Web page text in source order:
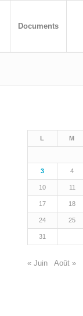
Documents
L M
3 4
10 11
17 18
24 25
31
« Juin Août »